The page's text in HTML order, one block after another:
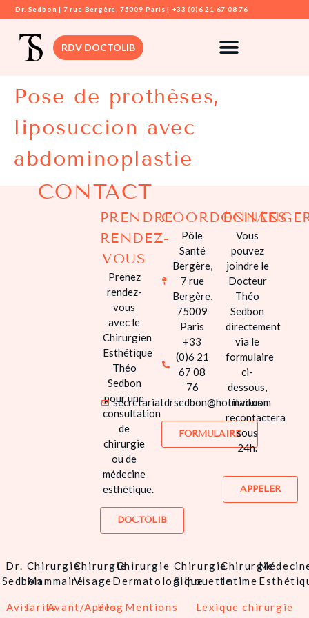
Dr. Sedbon | 7 rue Bergère, 75009 Paris | +33 (0)6 21 67 08 76
RDV DOCTOLIB
CHIRURGIE
SILHOUETTE
CHIRURGIE
INTIME
MÉDECINE
ESTHÉTIQUE
INSTITUT
DERMACHIR
AVIS
TARIFS
AVANT /
Pose de prothèses,
liposuccion avec
abdominoplastie
CONTACT
PRENDRE
RENDEZ-
VOUS
Prenez
rendez-
vous
avec le
Chirurgien
Esthétique
Théo
Sedbon
pour une
consultation
de
chirurgie
ou de
médecine
esthétique.
DOCTOLIB
COORDONNÉES
Pôle
Santé
Bergère,
7 rue
Bergère,
75009
Paris
+33
(0)6 21
67 08
76
secretariatdrsedbon@hotmail.com
FORMULAIRE
Vous
pouvez
joindre le
Docteur
Théo
Sedbon
directement
via le
formulaire
ci-
dessous,
il vous
recontactera
sous
24h.
APPELER
Dr.
Sedbon
Chirurgie
Mammaire
Chirurgie
Visage
Chirurgie
Dermatologique
Chirurgie
Silhouette
Chirurgie
Intime
AvisTarifsAvant/Après
Blog Mentions
Lexique chirurgie